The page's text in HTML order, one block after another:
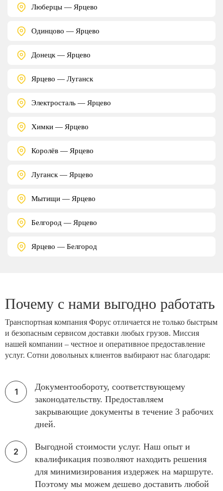
Люберцы — Ярцево
Одинцово — Ярцево
Донецк — Ярцево
Ярцево — Луганск
Электросталь — Ярцево
Химки — Ярцево
Королёв — Ярцево
Луганск — Ярцево
Мытищи — Ярцево
Белгород — Ярцево
Ярцево — Белгород
Почему с нами выгодно работать
Транспортная компания Форус отличается не только быстрым
и безопасным сервисом доставки любых грузов. Миссия
нашей компании – честное и оперативное предоставление
услуг. Сотни довольных клиентов выбирают нас благодаря:
Документообороту, соответствующему
законодательству. Предоставляем
закрывающие документы в течение 3 рабочих
дней.
Выгодной стоимости услуг. Наш опыт и
квалификация позволяют находить решения
для минимизирования издержек на маршруте.
Поэтому мы можем дешево доставить любой